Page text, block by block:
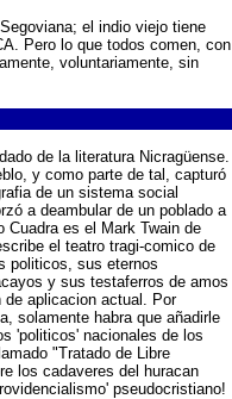
el indio viejo tiene
Pero lo que todos comen, con
voluntariamente, sin
de la literatura Nicragüense.
y como parte de tal, capturó
de un sistema social
a deambular de un poblado a
Cuadra es el Mark Twain de
el teatro tragi-comico de
politicos, sus eternos
y sus testaferros de amos
de aplicacion actual. Por
solamente habra que añadirle
'politicos' nacionales de los
"Tratado de Libre
los cadaveres del huracan
pseudocristiano!